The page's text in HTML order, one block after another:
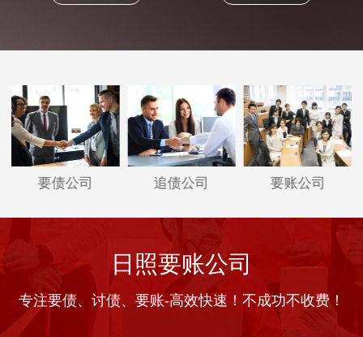
要债公司 追债公司 要账公司
日照要账公司
专注要债、讨债、要账-高效快速！不成功不收费！